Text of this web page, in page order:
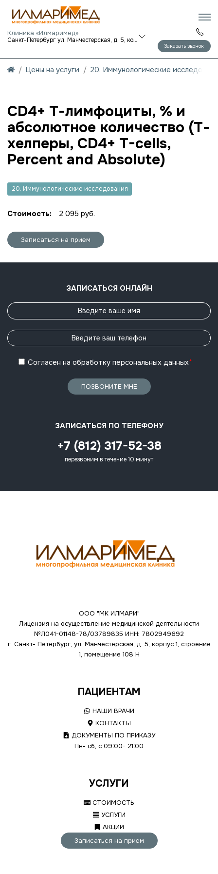
Клиника «Илмаримед»
Санкт-Петербург ул. Манчестерская, д. 5, корп. 1
Заказать звонок
Цены на услуги 20. Иммунологические
CD4+ Т-лимфоциты, % и
абсолютное количество (Т-
хелперы, CD4+ T-cells,
Percent and Absolute)
20. Иммунологические исследования
Стоимость: 2 095 руб.
Записаться на прием
ЗАПИСАТЬСЯ ОНЛАЙН
Согласен на обработку персональных данных*
ПОЗВОНИТЕ МНЕ
ЗАПИСАТЬСЯ ПО ТЕЛЕФОНУ
+7 (812) 317-52-38
перезвоним в течение 10 минут
ООО "МК ИЛМАРИ"
Лицензия на осуществление медицинской деятельности
№Л041-01148-78/03789835 ИНН: 7802949692
г. Санкт- Петербург, ул. Манчестерская, д. 5, корпус 1, строение
1, помещение 108 Н
ПАЦИЕНТАМ
НАШИ ВРАЧИ
КОНТАКТЫ
ДОКУМЕНТЫ ПО ПРИКАЗУ
Пн- сб, с 09:00- 21:00
УСЛУГИ
СТОИМОСТЬ
УСЛУГИ
АКЦИИ
Записаться на прием